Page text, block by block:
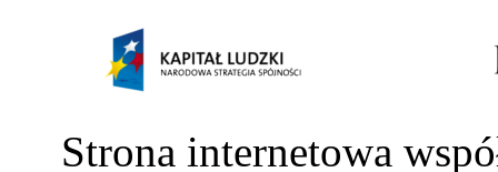
Strona internetowa